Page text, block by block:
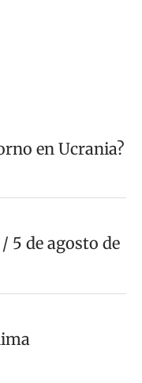
en Ucrania?
5 de agosto de